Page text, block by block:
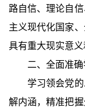
路自信、理论自
主义现代化国家
具有重大现实意义
二、全面准确
学习领会党的
解内涵，精准把